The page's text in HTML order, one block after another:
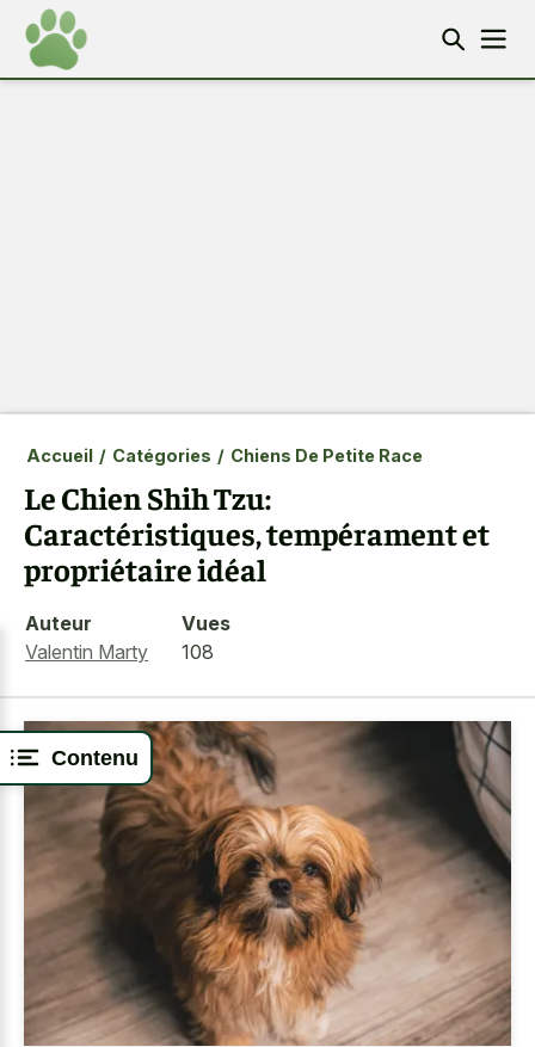
Contenu
Accueil / Catégories / Chiens De Petite Race
Le Chien Shih Tzu:
Caractéristiques, tempérament et
propriétaire idéal
Auteur
Valentin Marty
Vues
108